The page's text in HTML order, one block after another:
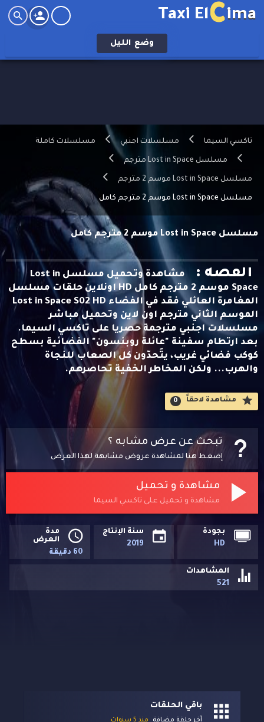
Taxi ElCima
وضع الليل
تاكسي السيما مسلسلات اجنبي مسلسلات كاملة
مسلسل Lost in Space مترجم
مسلسل Lost in Space موسم 2 مترجم
مسلسل Lost in Space موسم 2 مترجم كامل
مسلسل Lost in Space موسم 2 مترجم كامل
القصه :
مشاهدة وتحميل مسلسل Lost in
Space موسم 2 مترجم كامل HD اونلاين حلقات مسلسل
المغامرة العائلي فقد في الفضاء Lost in Space S02 HD
الموسم الثاني مترجم اون لاين وتحميل مباشر
مسلسلات اجنبي مترجمة حصريا على تاكسي السيما.
بعد ارتطام سفينة "عائلة روبنسون" الفضائية بسطح
كوكب فضائي غريب، يتَحدّون كل الصعاب للنجاة
والهرب... ولكن المخاطر الخفية تحاصرهم.
مشاهدة لاحقاََ 0
تبحث عن عرض مشابه ؟
إضغط هنا لمشاهدة عروض مشابهة لهذا العرض
مشاهدة و تحميل
مشاهدة و تحميل على تاكسي السيما
بجودة
HD
سنة الإنتاج
2019
مدة
العرض
60 دقيقة
المشاهدات
521
باقي الحلقات
آخر حلقة مضافة منذ 5 سنوات